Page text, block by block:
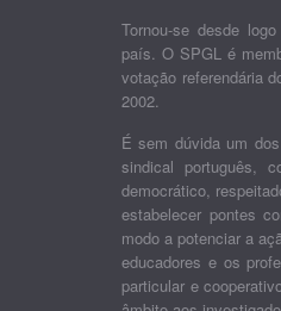
Tornou-se desde
país. O SPGL é
votação referendária
2002.
É sem dúvida um
sindical português,
democrático,
estabelecer pontes
modo a potenciar a
educadores e os
particular e